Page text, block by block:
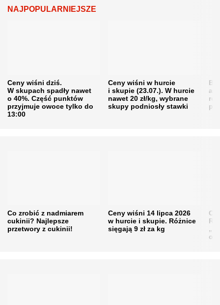
NAJPOPULARNIEJSZE
Ceny wiśni dziś.
W skupach spadły nawet
o 40%. Część punktów
przyjmuje owoce tylko do
13:00
Ceny wiśni w hurcie
i skupie (23.07.). W hurcie
nawet 20 zł/kg, wybrane
skupy podniosły stawki
Co zrobić z nadmiarem
cukinii? Najlepsze
przetwory z cukinii!
Ceny wiśni 14 lipca 2026
w hurcie i skupie. Różnice
sięgają 9 zł za kg